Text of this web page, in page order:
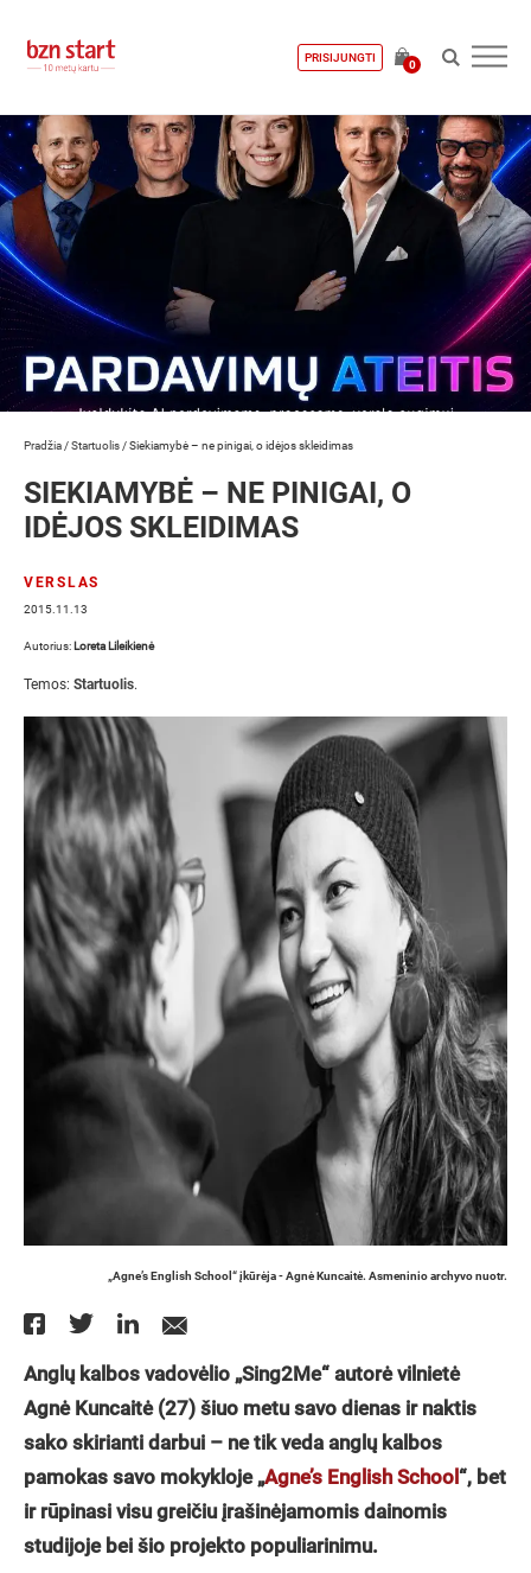
PRISIJUNGTI
0
Pradžia /Startuolis /Siekiamybė – ne pinigai, o idėjos skleidimas
SIEKIAMYBĖ – NE PINIGAI, O
IDĖJOS SKLEIDIMAS
VERSLAS
2015.11.13
Autorius: Loreta Lileikienė
Temos: Startuolis.
„Agne’s English School“ įkūrėja - Agnė Kuncaitė. Asmeninio archyvo nuotr.
Anglų kalbos vadovėlio „Sing2Me“ autorė vilnietė
Agnė Kuncaitė (27) šiuo metu savo dienas ir naktis
sako skirianti darbui – ne tik veda anglų kalbos
pamokas savo mokykloje „Agne’s English School “, bet
ir rūpinasi visu greičiu įrašinėjamomis dainomis
studijoje bei šio projekto populiarinimu.